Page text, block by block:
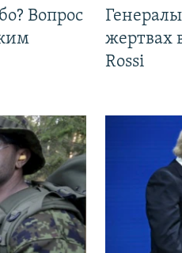
Вопрос
жертвах
Rossi